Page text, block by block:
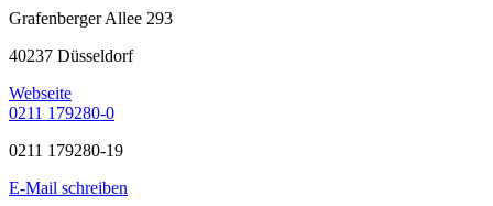
Grafenberger Allee 293
40237 Düsseldorf
Webseite
0211 179280-0
0211 179280-19
E-Mail schreiben